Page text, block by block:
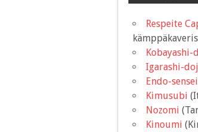
Respeite
Igarashi-
Endo-
Kimusubi
Nozomi
Kinoumi